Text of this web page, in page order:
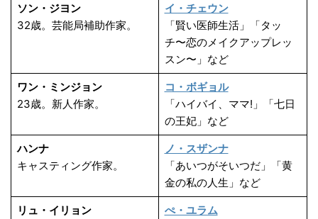
ソン・ジヨン
32歳。芸能局補助作家。
イ・チェウン
「賢い医師生活」「タッ
チ〜恋のメイクアップレッ
スン〜」など
ワン・ミンジョン
23歳。新人作家。
コ・ボギョル
「ハイバイ、ママ!」「七日
の王妃」など
ハンナ
キャスティング作家。
ノ・スザンナ
「あいつがそいつだ」「黄
金の私の人生」など
リュ・イリョン
ぺ・ユラム